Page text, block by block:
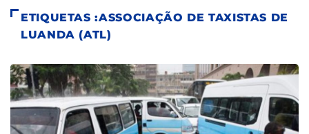
ETIQUETAS :ASSOCIAÇÃO DE TAXISTAS DE
LUANDA (ATL)